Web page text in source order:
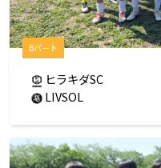
Bパート
ヒラキダSC
LIVSOL